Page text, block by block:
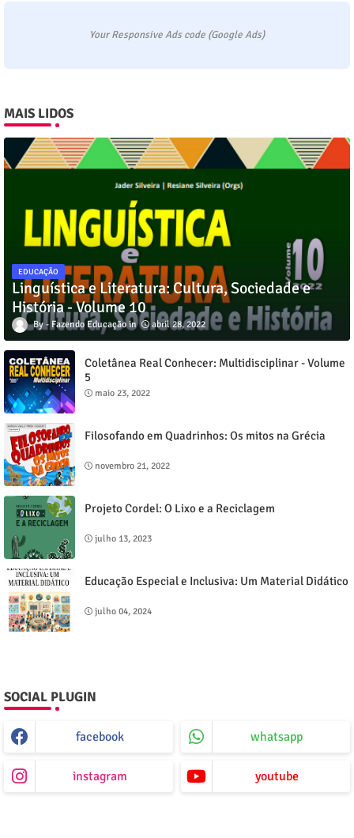
Your Responsive Ads code (Google Ads)
MAIS LIDOS
EDUCAÇÃO
Linguística e Literatura: Cultura, Sociedade e
História - Volume 10
Fazendo Educação abril 28, 2022
Coletânea Real Conhecer: Multidisciplinar - Volume
5
maio 23, 2022
Filosofando em Quadrinhos: Os mitos na Grécia
novembro 21, 2022
Projeto Cordel: O Lixo e a Reciclagem
julho 13, 2023
Educação Especial e Inclusiva: Um Material Didático
julho 04, 2024
SOCIAL PLUGIN
facebook whatsapp
instagram youtube